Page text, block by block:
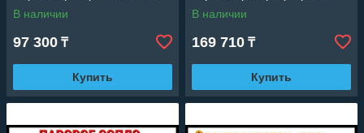
В наличии
97 300 ₸
Купить
форсунка)
В наличии
169 710 ₸
Купить